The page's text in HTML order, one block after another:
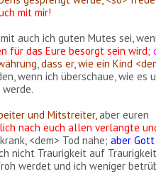
mit mir!
auch ich guten Mutes sei,
für das Eure besorgt sein wird;
,dass er, wie ein Kind
wenn ich überschaue, wie es
und Mitstreiter,aber euren
nach euch allen verlangte
<dem> Tod nahe;aber
nicht Traurigkeit auf
werdet und ich weniger